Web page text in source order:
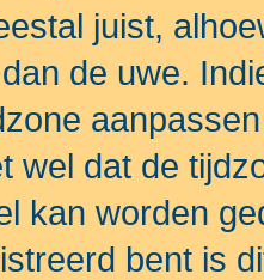
juist,
de uwe.
wel dat de
kan worden
bent is